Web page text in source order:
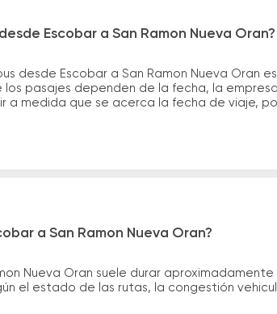
Escobar a San Ramon Nueva Oran?
desde Escobar a San Ramon Nueva Oran
los pasajes dependen de la fecha, la
a medida que se acerca la fecha de viaje,
a San Ramon Nueva Oran?
Nueva Oran suele durar
el estado de las rutas, la congestión